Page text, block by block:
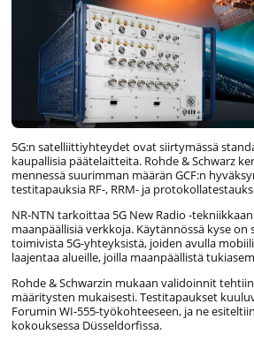
5G:n satelliittiyhteydet ovat siirtymässä
kaupallisia päätelaitteita. Rohde & Schwarz
mennessä suurimman määrän GCF:n
testitapauksia RF-, RRM- ja
NR-NTN tarkoittaa 5G New Radio -
maanpäällisiä verkkoja. Käytännössä kyse
toimivista 5G-yhteyksistä, joiden avulla
laajentaa alueille, joilla maanpäällistä
Rohde & Schwarzin mukaan validoinnit tehtiin
määritysten mukaisesti. Testitapaukset
Forumin WI-555-työkohteeseen, ja ne esiteltiin
kokouksessa Düsseldorfissa.